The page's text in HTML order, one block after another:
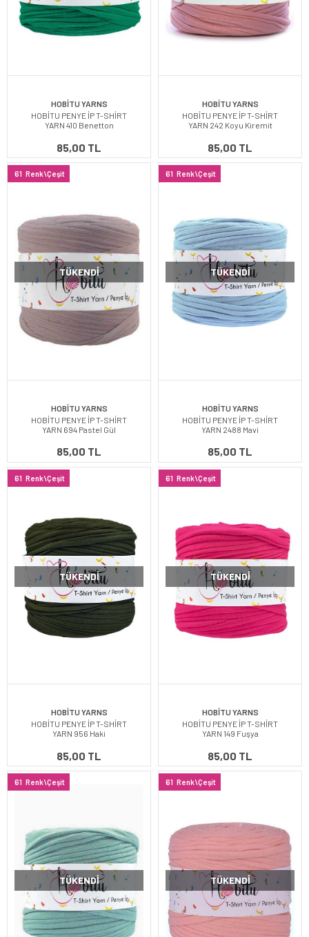
HOBİTU YARNS
HOBİTU PENYE İP T-SHİRT
YARN 410 Benetton
85,00 TL
HOBİTU YARNS
HOBİTU PENYE İP T-SHİRT
YARN 242 Koyu Kiremit
85,00 TL
61 Renk\Çeşit
TÜKENDI
HOBİTU YARNS
HOBİTU PENYE İP T-SHİRT
YARN 694 Pastel Gül
85,00 TL
61 Renk\Çeşit
TÜKENDI
HOBİTU YARNS
HOBİTU PENYE İP T-SHİRT
YARN 2488 Mavi
85,00 TL
61 Renk\Çeşit
TÜKENDI
HOBİTU YARNS
HOBİTU PENYE İP T-SHİRT
YARN 956 Haki
85,00 TL
61 Renk\Çeşit
TÜKENDI
HOBİTU YARNS
HOBİTU PENYE İP T-SHİRT
YARN 149 Fuşya
85,00 TL
61 Renk\Çeşit
TÜKENDI
61 Renk\Çeşit
TÜKENDI